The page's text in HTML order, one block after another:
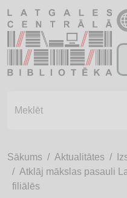
Sākums Aktualitātes
Atklāj mākslas pasauli
filiālēs